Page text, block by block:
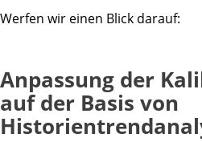
Werfen wir einen Blick darauf:
Anpassung der
auf der Basis von